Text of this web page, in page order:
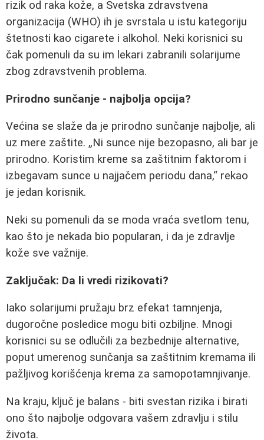
rizik od raka kože, a Svetska zdravstvena
organizacija (WHO) ih je svrstala u istu kategoriju
štetnosti kao cigarete i alkohol. Neki korisnici su
čak pomenuli da su im lekari zabranili solarijume
zbog zdravstvenih problema.
Prirodno sunčanje - najbolja opcija?
Većina se slaže da je prirodno sunčanje najbolje, ali
uz mere zaštite.
Ni sunce nije bezopasno, ali bar je
prirodno. Koristim kreme sa zaštitnim faktorom i
izbegavam sunce u najjačem periodu dana, rekao
je jedan korisnik.
Neki su pomenuli da se moda vraća svetlom tenu,
kao što je nekada bio popularan, i da je zdravlje
kože sve važnije.
Zaključak: Da li vredi rizikovati?
Iako solarijumi pružaju brz efekat tamnjenja,
dugoročne posledice mogu biti ozbiljne. Mnogi
korisnici su se odlučili za bezbednije alternative,
poput umerenog sunčanja sa zaštitnim kremama ili
pažljivog korišćenja krema za samopotamnjivanje.
Na kraju, ključ je balans - biti svestan rizika i birati
ono što najbolje odgovara vašem zdravlju i stilu
života.